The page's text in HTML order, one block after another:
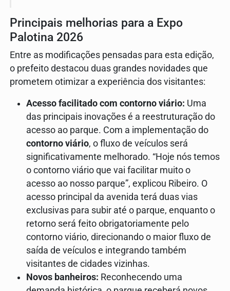
Principais melhorias para a Expo
Palotina 2026
Entre as modificações pensadas para esta edição,
o prefeito destacou duas grandes novidades que
prometem otimizar a experiência dos visitantes:
Acesso facilitado com contorno viário: Uma
das principais inovações é a reestruturação do
acesso ao parque. Com a implementação do
contorno viário, o fluxo de veículos será
significativamente melhorado. “Hoje nós temos
o contorno viário que vai facilitar muito o
acesso ao nosso parque”, explicou Ribeiro. O
acesso principal da avenida terá duas vias
exclusivas para subir até o parque, enquanto o
retorno será feito obrigatoriamente pelo
contorno viário, direcionando o maior fluxo de
saída de veículos e integrando também
visitantes de cidades vizinhas.
Novos banheiros: Reconhecendo uma